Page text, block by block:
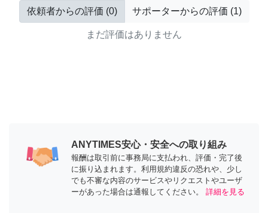
依頼者からの評価 (0) サポーターからの評価 (1)
まだ評価はありません
ANYTIMES安心・安全への取り組み
報酬は取引前に事務局に支払われ、評価・完了後
に振り込まれます。利用規約違反の恐れや、少し
でも不審な内容のサービスやリクエストやユーザ
ーがあった場合は通報してください。
詳細を見る